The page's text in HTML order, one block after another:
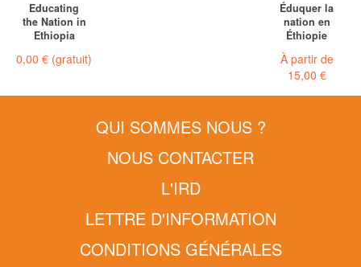
Educating
the Nation in
Ethiopia
0,00 € (gratuit)
Éduquer la
nation en
Éthiopie
À partir de
15,00 €
QUI SOMMES NOUS ?
NOUS CONTACTER
L'IRD
LETTRE D'INFORMATION
CONDITIONS GÉNÉRALES